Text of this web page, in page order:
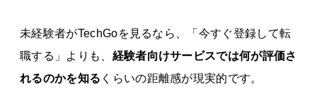
未経験者がTechGoを見るなら、「今すぐ登録して転
職する」よりも、 経験者向けサービスでは何が評価さ
れるのかを知る くらいの距離感が現実的です。